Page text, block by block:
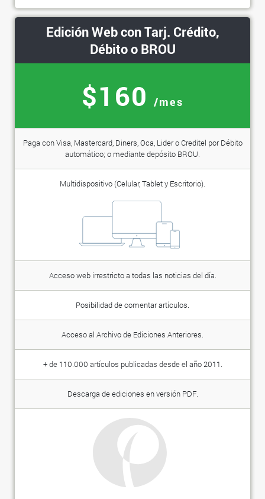
Edición Web con Tarj. Crédito,
Débito o BROU
$160 /mes
Paga con Visa, Mastercard, Diners, Oca, Lider o Creditel por Débito
automático; o mediante depósito BROU.
Multidispositivo (Celular, Tablet y Escritorio).
Acceso web irrestricto a todas las noticias del día.
Posibilidad de comentar artículos.
Acceso al Archivo de Ediciones Anteriores.
+ de 110.000 artículos publicadas desde el año 2011.
Descarga de ediciones en versión PDF.